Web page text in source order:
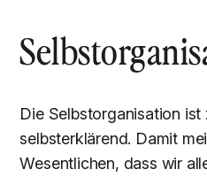
Die Selbstorganisation ist
selbsterklärend. Damit
Wesentlichen, dass wir